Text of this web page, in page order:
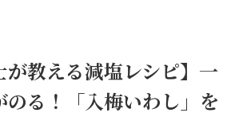
が教える減塩レシピ】一
のる！「入梅いわし」を